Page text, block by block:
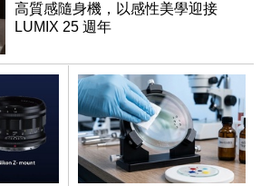
高質感隨身機，以感性美學迎接
LUMIX 25 週年